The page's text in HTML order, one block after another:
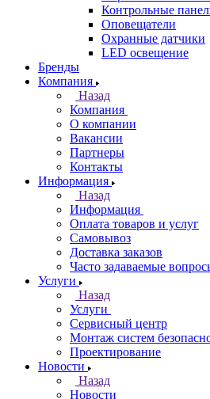
Контрольные
Оповещатели
Охранные датчики
LED освещение
Бренды
Компания
Назад
Компания
О компании
Вакансии
Партнеры
Контакты
Информация
Назад
Информация
Оплата товаров и услуг
Самовывоз
Доставка заказов
Часто задаваемые
Услуги
Назад
Услуги
Сервисный центр
Монтаж систем
Проектирование
Новости
Назад
Новости